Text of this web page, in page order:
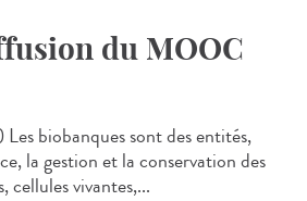
du MOOC
biobanques sont des entités,
la gestion et la conservation des
cellules vivantes,...